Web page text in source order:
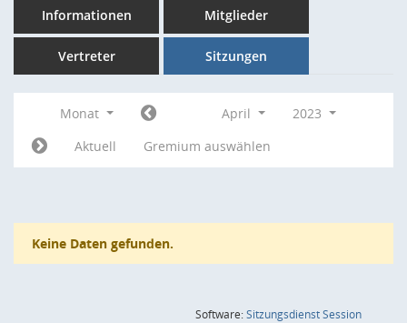
Informationen Mitglieder
Vertreter Sitzungen
Monat April
2023
Aktuell
Gremium auswählen
Keine Daten gefunden.
Software:SitzungsdienstSession(Wird in